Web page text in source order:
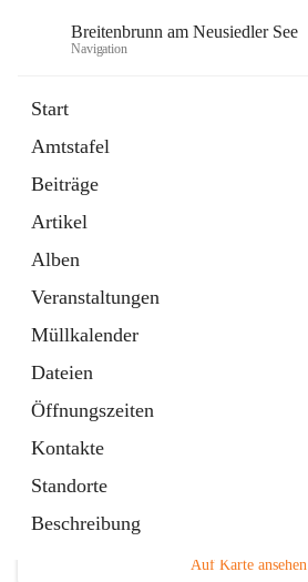
Breitenbrunn am Neusiedler See
Navigation
Start
Amtstafel
Beiträge
Artikel
Alben
Veranstaltungen
Müllkalender
Dateien
Öffnungszeiten
Kontakte
Standorte
Beschreibung
18 Schnellzugriffe
Gemeindeservice
Auf Karte ansehen